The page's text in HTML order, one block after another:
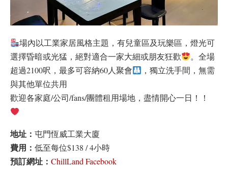
場內以工業家居風格主題，有兒童區及玩樂區，燈光可
選擇昏暗或光猛，絕對適合一家大細或朋友狂歡
。全場
超過2100呎，最多可容納60人聚會
，獨立洗手間，無需
與其他單位共用
歡迎各家庭/公司/fans/團體租用場地，盡情開心一日！！
地址： 屯門恆威工業大廈
費用： 低至每位$138 / 4小時
預訂網址： ChillLand Facebook